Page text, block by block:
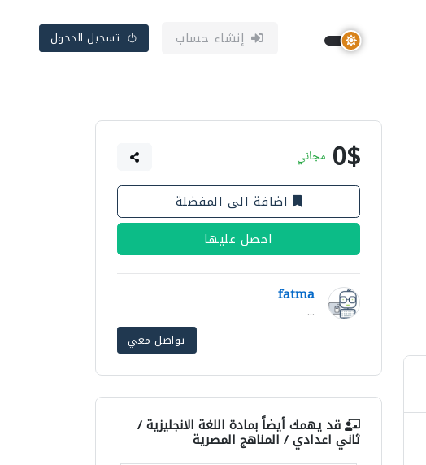
إنشاء حساب تسجيل الدخول
0$ مجاني
اضافة الى المفضلة
احصل عليها
fatma
...
تواصل معي
قد يهمك أيضاً بمادة اللغة الانجليزية /
ثاني اعدادي / المناهج المصرية